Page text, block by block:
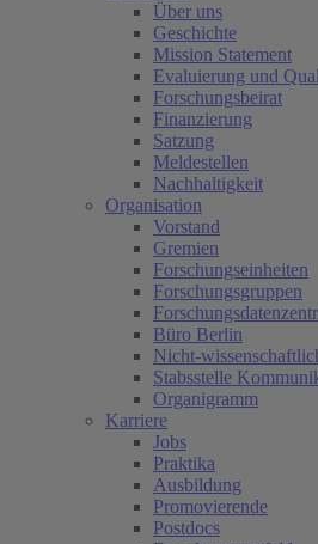
Über uns
Geschichte
Mission Statement
Evaluierung und
Forschungsbeirat
Finanzierung
Satzung
Meldestellen
Nachhaltigkeit
Organisation
Vorstand
Gremien
Forschungseinheiten
Forschungsgruppen
Büro Berlin
Nicht-
Stabsstelle
Organigramm
Karriere
Jobs
Praktika
Ausbildung
Promovierende
Postdocs